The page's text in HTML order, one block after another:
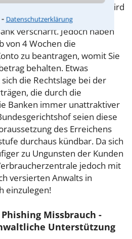
⁃ Datenschutzerklärung
einer Kontopfändung wird
Kündigung des
verschärft. Jedoch haben
von 4 Wochen die
zu beantragen, womit Sie
behalten. Etwas
die Rechtslage bei der
die durch die
Banken immer unattraktiver
seien diese
des Erreichens
durchaus kündbar. Da sich
zu Ungunsten der Kunden
jedoch mit
versierten Anwalts in
einzulegen!
Missbrauch -
Unterstützung